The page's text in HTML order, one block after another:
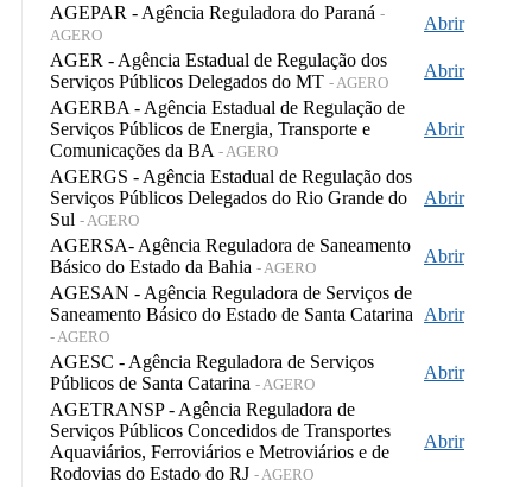
AGEPAR - Agência Reguladora do Paraná -
AGERO
Abrir
AGER - Agência Estadual de Regulação dos
Serviços Públicos Delegados do MT - AGERO
Abrir
AGERBA - Agência Estadual de Regulação de
Serviços Públicos de Energia, Transporte e
Comunicações da BA - AGERO
Abrir
AGERGS - Agência Estadual de Regulação dos
Serviços Públicos Delegados do Rio Grande do
Sul - AGERO
Abrir
AGERSA- Agência Reguladora de Saneamento
Básico do Estado da Bahia - AGERO
Abrir
AGESAN - Agência Reguladora de Serviços de
Saneamento Básico do Estado de Santa Catarina
- AGERO
Abrir
AGESC - Agência Reguladora de Serviços
Públicos de Santa Catarina - AGERO
Abrir
AGETRANSP - Agência Reguladora de
Serviços Públicos Concedidos de Transportes
Aquaviários, Ferroviários e Metroviários e de
Rodovias do Estado do RJ - AGERO
Abrir